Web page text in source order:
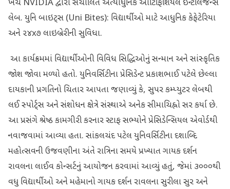
ખર્ચે NVIDIA દ્વારા સંચાલિત અત્યાધુનિક આર્ટિફિશિયલ ઇન્ટેલિજન્સ
લેબ. યુનિ બાઇટ્સ (Uni Bites): વિદ્યાર્થીઓ માટે આધુનિક કેફેટેરિયા
અને ૨૪x૭ લાઇબ્રેરીની સુવિધા.
આ કાર્યક્રમમાં વિદ્યાર્થીઓની વિવિધ સિદ્ધિઓનું સન્માન અને સાંસ્કૃતિક
જોશ જોવા મળ્યો હતો. યુનિવર્સિટીના પ્રેસિડેન્ટ પ્રકાશભાઈ પટેલે છેલ્લા
દાયકાની પ્રગતિનો ચિતાર આપતા જણાવ્યું કે, સુપર કમ્પ્યુટર લેબથી
લઈ સ્પોર્ટ્સ અને સંશોધન ક્ષેત્રે સંસ્થાએ અનેક સીમાચિહ્નો સર કર્યા છે.
આ પ્રસંગે શ્રેષ્ઠ કામગીરી કરનાર સ્ટાફ સભ્યોને પ્રેસિડેન્સિયલ એવોર્ડથી
નવાજવામાં આવ્યા હતા. સાંકલચંદ પટેલ યુનિવર્સિટીના દશાબ્દિ
મહોત્સવની ઉજવણીના અંતે રાત્રિના સમયે પ્રખ્યાત ગાયક દર્શન
રાવલના લાઈવ કોન્સર્ટનું આયોજન કરવામાં આવ્યું હતું, જેમાં ૩૦૦૦થી
વધુ વિદ્યાર્થીઓ અને મહેમાનો ગાયક દર્શન રાવલના સુરીલા સુર અને